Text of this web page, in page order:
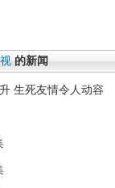
的新闻
生死友情令人动容